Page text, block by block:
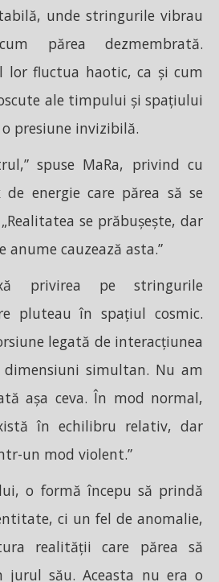
unde stringurile vibrau
părea dezmembrată.
lor fluctua haotic, ca și cum
ale timpului și spațiului
presiune invizibilă.
spuse MaRa, privind cu
energie care părea să se
se prăbușește, dar
anume cauzează asta.”
privirea pe stringurile
pluteau în spațiul cosmic.
legată de interacțiunea
simultan. Nu am
așa ceva. În mod normal,
în echilibru relativ, dar
un mod violent.”
o formă începu să prindă
ci un fel de anomalie,
realității care părea să
său. Aceasta nu era o